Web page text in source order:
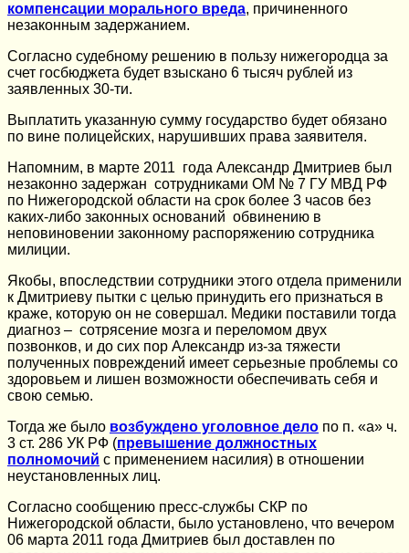
компенсации морального вреда, причиненного
незаконным задержанием.
Согласно судебному решению в пользу нижегородца за
счет госбюджета будет взыскано 6 тысяч рублей из
заявленных 30-ти.
Выплатить указанную сумму государство будет обязано
по вине полицейских, нарушивших права заявителя.
Напомним, в марте 2011 года Александр Дмитриев был
незаконно задержан сотрудниками ОМ № 7 ГУ МВД РФ
по Нижегородской области на срок более 3 часов без
каких-либо законных оснований обвинению в
неповиновении законному распоряжению сотрудника
милиции.
Якобы, впоследствии сотрудники этого отдела применили
к Дмитриеву пытки с целью принудить его признаться в
краже, которую он не совершал. Медики поставили тогда
диагноз – сотрясение мозга и переломом двух
позвонков, и до сих пор Александр из-за тяжести
полученных повреждений имеет серьезные проблемы со
здоровьем и лишен возможности обеспечивать себя и
свою семью.
Тогда же было возбуждено уголовное дело по п. «а» ч.
3 ст. 286 УК РФ (превышение должностных
полномочий с применением насилия) в отношении
неустановленных лиц.
Согласно сообщению пресс-службы СКР по
Нижегородской области, было установлено, что вечером
06 марта 2011 года Дмитриев был доставлен по